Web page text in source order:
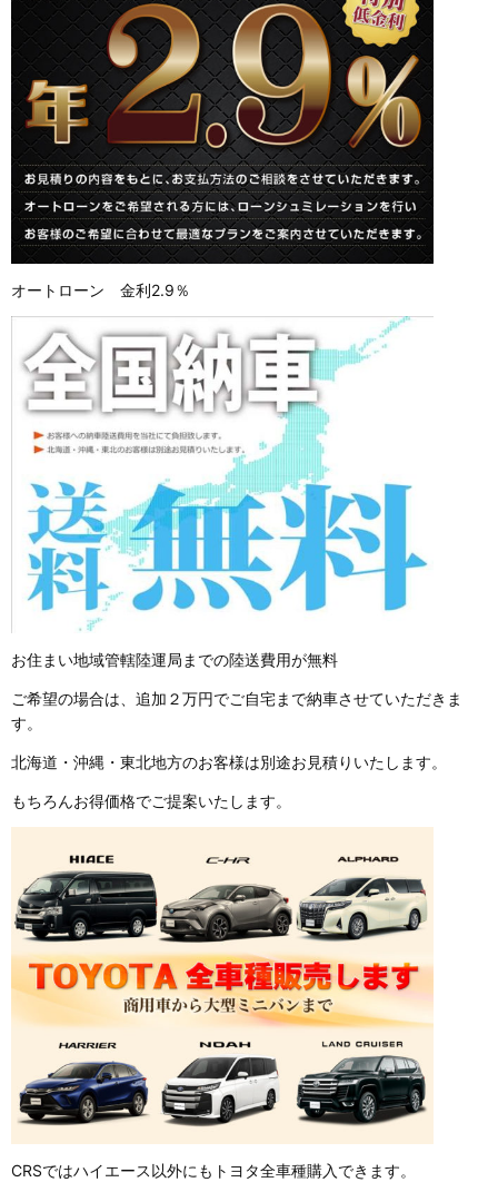
オートローン 金利2.9％
お住まい地域管轄陸運局までの陸送費用が無料
ご希望の場合は、追加２万円でご自宅まで納車させていただきま
す。
北海道・沖縄・東北地方のお客様は別途お見積りいたします。
もちろんお得価格でご提案いたします。
CRSではハイエース以外にもトヨタ全車種購入できます。